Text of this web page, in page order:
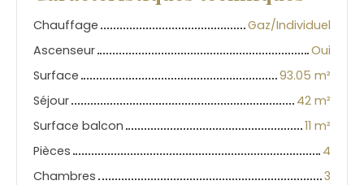
Chauffage
Gaz/Individuel
Ascenseur
Oui
Surface
93.05 m²
Séjour
42 m²
Surface balcon
11 m²
Pièces
4
Chambres
3